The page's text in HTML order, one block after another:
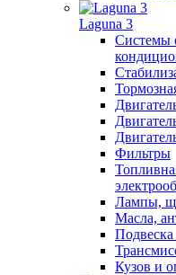
Laguna 3
Системы
Фильтры
Лампы,
Масла,
Подвеска
Кузов и